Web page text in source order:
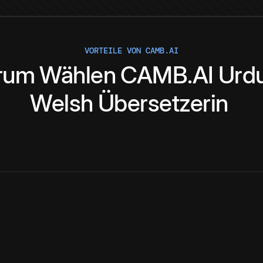
VORTEILE VON CAMB.AI
Wählen CAMB.AI
Welsh Übersetzerin